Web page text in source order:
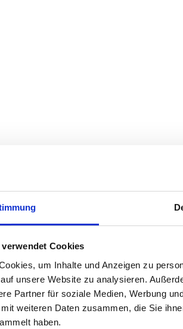
verwendet Cookies
um Inhalte und Anzeigen zu
unsere Website zu analysieren.
Partner für soziale Medien, Werbung
weiteren Daten zusammen, die Sie
haben.